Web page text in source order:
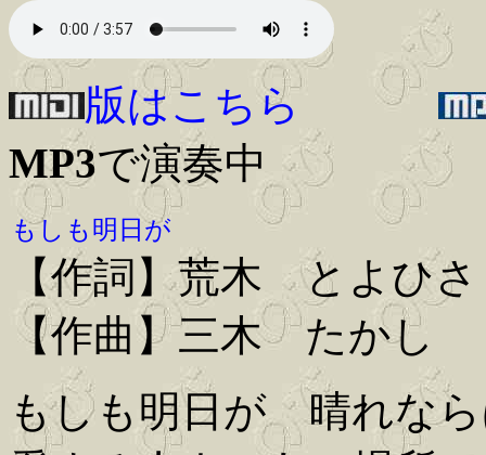
版はこちら
MP3で演奏中
もしも明日が
【作詞】荒木 とよひさ
【作曲】三木 たかし
もしも明日が 晴れな